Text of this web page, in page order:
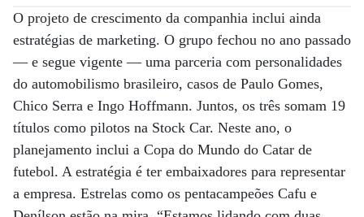
O projeto de crescimento da companhia inclui ainda
estratégias de marketing. O grupo fechou no ano passado
— e segue vigente — uma parceria com personalidades
do automobilismo brasileiro, casos de Paulo Gomes,
Chico Serra e Ingo Hoffmann. Juntos, os três somam 19
títulos como pilotos na Stock Car. Neste ano, o
planejamento inclui a Copa do Mundo do Catar de
futebol. A estratégia é ter embaixadores para representar
a empresa. Estrelas como os pentacampeões Cafu e